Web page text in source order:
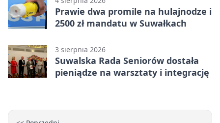
Prawie dwa promile na hulajnodze i
2500 zł mandatu w Suwałkach
3 sierpnia 2026
Suwalska Rada Seniorów dostała
pieniądze na warsztaty i integrację